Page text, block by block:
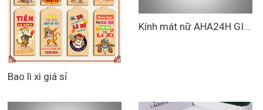
Bao lì xì giá sỉ
Kính mát nữ AHA24H GIÁ SỈ thời trang cao cấp